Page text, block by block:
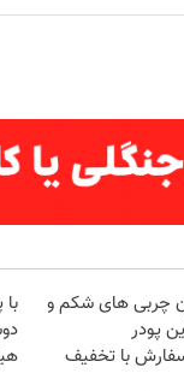
چربی های شکم و
پودر
با تخفیف